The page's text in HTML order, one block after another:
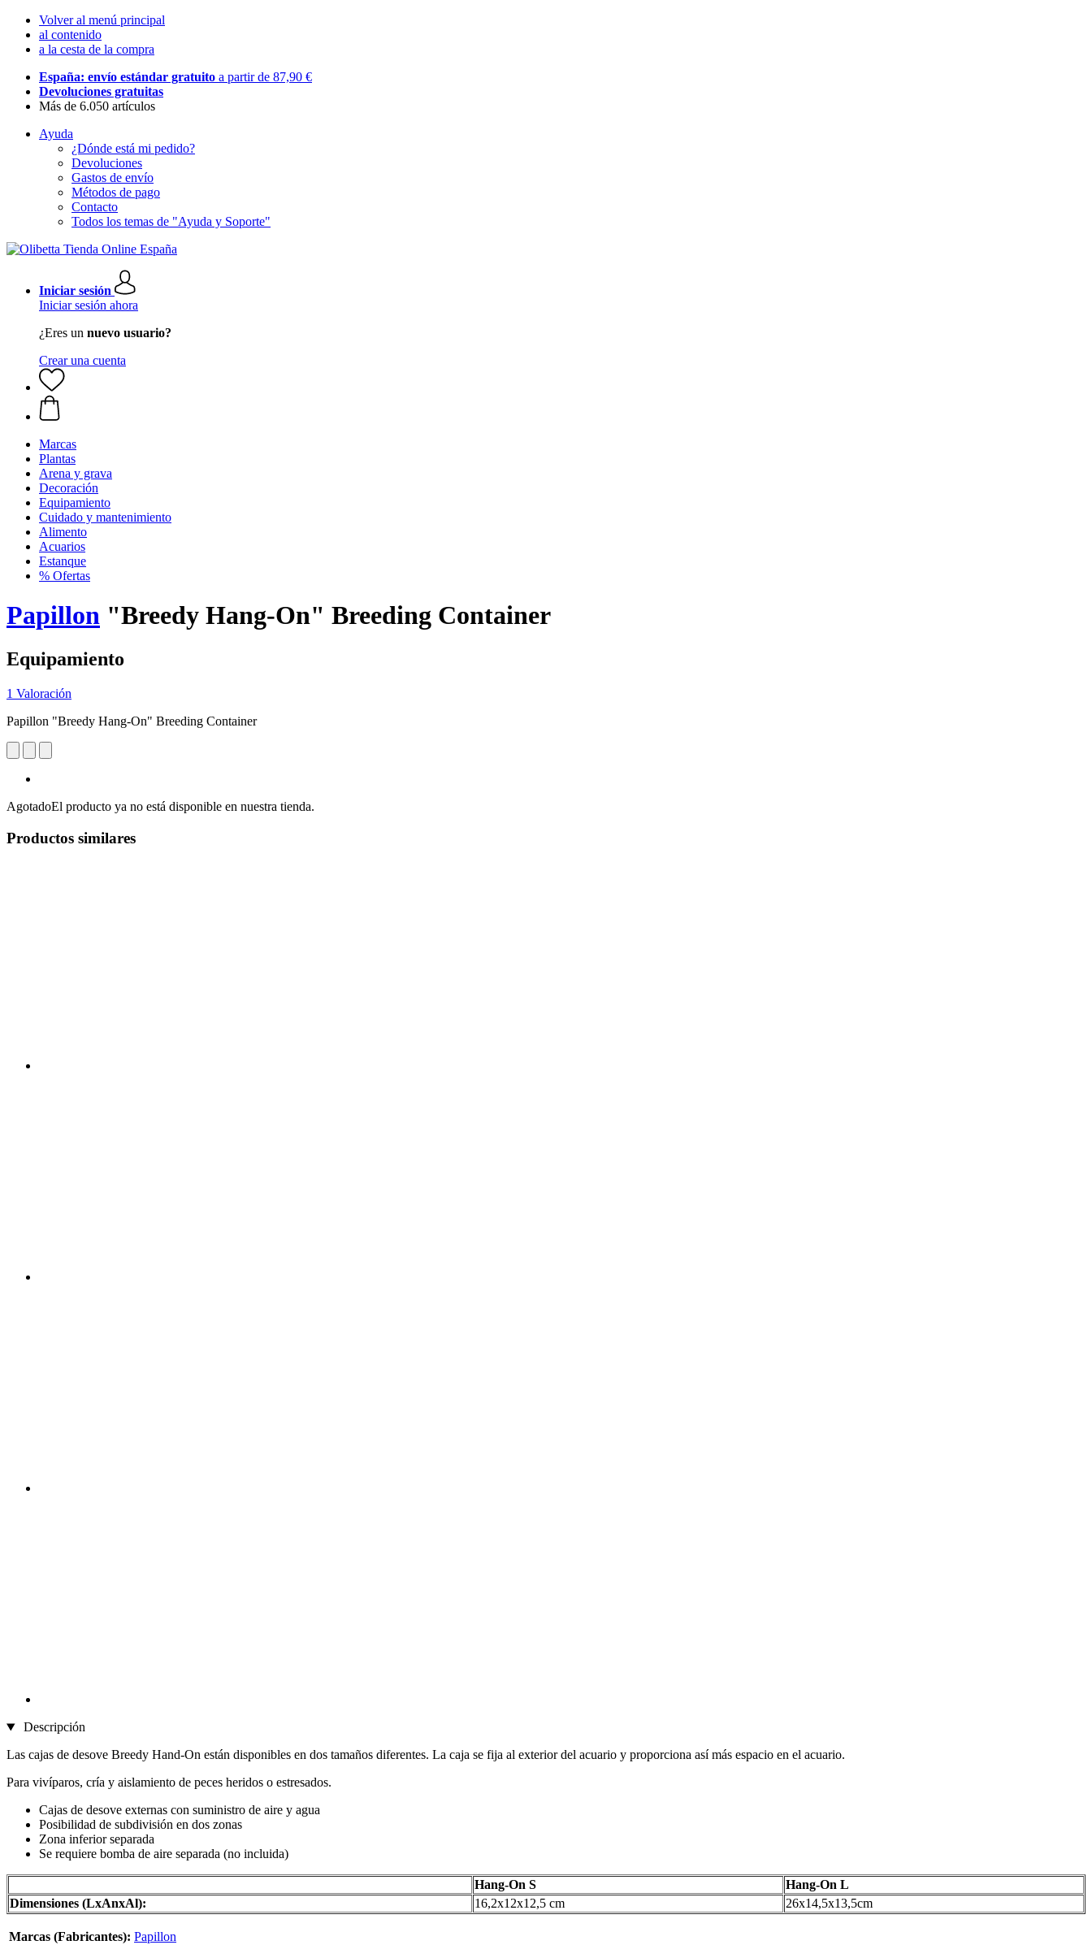
Volver al menú principal
al contenido
a la cesta de la compra
España: envío estándar gratuito a partir de 87,90 €
Devoluciones gratuitas
Más de 6.050 artículos
Ayuda
¿Dónde está mi pedido?
Devoluciones
Gastos de envío
Métodos de pago
Contacto
Todos los temas de "Ayuda y Soporte"
Iniciar sesión
Iniciar sesión ahora
¿Eres un nuevo usuario?
Crear una cuenta
Marcas
Plantas
Arena y grava
Decoración
Equipamiento
Cuidado y mantenimiento
Alimento
Acuarios
Estanque
% Ofertas
Papillon "Breedy Hang-On" Breeding Container
Equipamiento
1 Valoración
Papillon "Breedy Hang-On" Breeding Container
AgotadoEl producto ya no está disponible en nuestra tienda.
Productos similares
Descripción
Las cajas de desove Breedy Hand-On están disponibles en dos tamaños diferentes. La caja se fija al exterior del acuario y proporciona así más espacio en el acuario.
Para vivíparos, cría y aislamiento de peces heridos o estresados.
Cajas de desove externas con suministro de aire y agua
Posibilidad de subdivisión en dos zonas
Zona inferior separada
Se requiere bomba de aire separada (no incluida)
Hang-On S
Hang-On L
Dimensiones (LxAnxAl):
16,2x12x12,5 cm 26x14,5x13,5cm
Marcas (Fabricantes): Papillon